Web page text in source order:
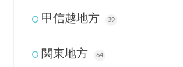
甲信越地方 39
関東地方 64